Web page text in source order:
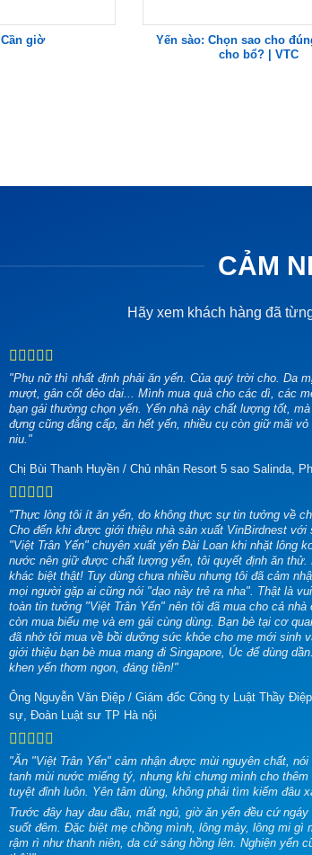
giờ
Yến sào: Chọn sao cho
cho bổ? | VTC
CẢM
Hãy xem khách hàng đã
"Phụ nữ thì nhất định phải ăn yến. Của quý trời cho. Da
mượt, gân cốt dẻo dai... Mình mua quà cho các dì, các
bạn gái thường chọn yến. Yến nhà này chất lượng tốt,
đựng cũng đẳng cấp, ăn hết yến, nhiều cụ còn giữ mãi vỏ
niu."
Chị Bùi Thanh Huyền / Chủ nhân Resort 5 sao Salinda,
"Thực lòng tôi ít ăn yến, do không thực sự tin tưởng về
Cho đến khi được giới thiệu nhà sản xuất VinBirdnest với
"Việt Trân Yến" chuyên xuất yến Đài Loan khi nhặt lông
nước nên giữ được chất lượng yến, tôi quyết định ăn thử.
khác biệt thật! Tuy dùng chưa nhiều nhưng tôi đã cảm
mọi người gặp ai cũng nói "dạo này trẻ ra nha". Thật là
toàn tin tưởng "Việt Trân Yến" nên tôi đã mua cho cả nhà
còn mua biếu mẹ và em gái cùng dùng. Bạn bè tại cơ
đã nhờ tôi mua về bồi dưỡng sức khỏe cho mẹ mới sinh
giới thiệu bạn bè mua mang đi Singapore, Úc để dùng
khen yến thơm ngon, đáng tiền!"
Ông Nguyễn Văn Điệp / Giám đốc Công ty Luật Thầy
sự, Đoàn Luật sư TP Hà nội
"Ăn "Việt Trân Yến" cảm nhận được mùi nguyên chất,
tanh mùi nước miếng tý, nhưng khi chưng mình cho thêm
tuyệt đỉnh luôn. Yên tâm dùng, không phải tìm kiếm đâu
Trước đây hay đau đầu, mất ngủ, giờ ăn yến đều cứ ngáy
suốt đêm. Đặc biệt mẹ chồng mình, lông mày, lông mi gì
rậm rì như thanh niên, da cứ sáng hồng lên. Nghiện yến